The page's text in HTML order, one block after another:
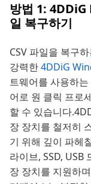
방법 1:
일 복구하기
CSV 파일을 복구
강력한4DDiG
트웨어를 사용하
어로 원 클릭 프로
할 수 있습니다
장 장치를 철저히
기 위해 깊이 파헤
라이브, SSD, USB
장 장치를 지원하